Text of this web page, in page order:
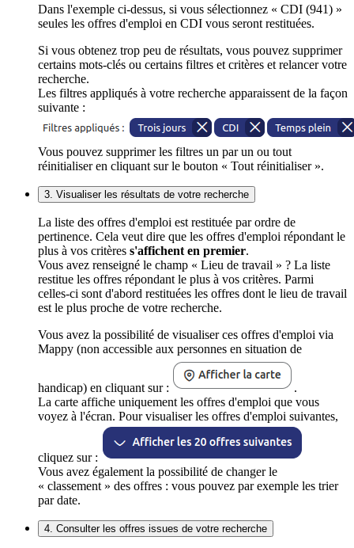
Dans l'exemple ci-dessus, si vous sélectionnez « CDI (941) »
seules les offres d'emploi en CDI vous seront restituées.
Si vous obtenez trop peu de résultats, vous pouvez supprimer
certains mots-clés ou certains filtres et critères et relancer votre
recherche.
Les filtres appliqués à votre recherche apparaissent de la façon
suivante :
Vous pouvez supprimer les filtres un par un ou tout
réinitialiser en cliquant sur le bouton « Tout réinitialiser ».
3. Visualiser les résultats de votre recherche
La liste des offres d'emploi est restituée par ordre de
pertinence. Cela veut dire que les offres d'emploi répondant le
plus à vos critères s'affichent en premier.
Vous avez renseigné le champ « Lieu de travail » ? La liste
restitue les offres répondant le plus à vos critères. Parmi
celles-ci sont d'abord restituées les offres dont le lieu de travail
est le plus proche de votre recherche.
Vous avez la possibilité de visualiser ces offres d'emploi via
Mappy (non accessible aux personnes en situation de
handicap) en cliquant sur :
.
La carte affiche uniquement les offres d'emploi que vous
voyez à l'écran. Pour visualiser les offres d'emploi suivantes,
cliquez sur :
Vous avez également la possibilité de changer le
« classement » des offres : vous pouvez par exemple les trier
par date.
4. Consulter les offres issues de votre recherche